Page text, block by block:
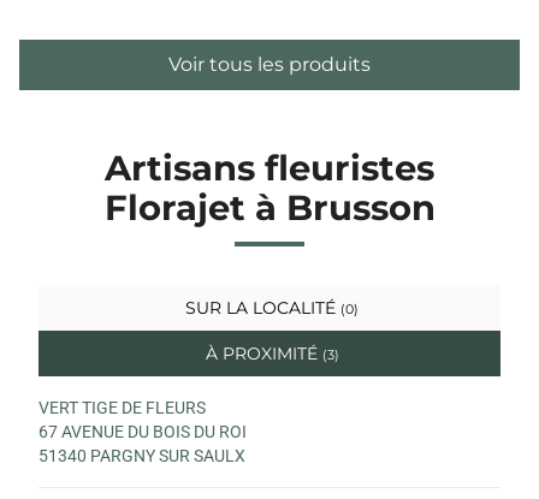
Voir tous les produits
Artisans fleuristes
Florajet à Brusson
SUR LA LOCALITÉ (0)
À PROXIMITÉ (3)
VERT TIGE DE FLEURS
67 AVENUE DU BOIS DU ROI
51340 PARGNY SUR SAULX